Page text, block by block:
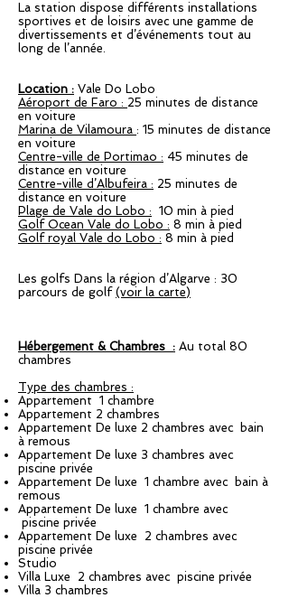
La station dispose différents installations
sportives et de loisirs avec une gamme de
divertissements et d’événements tout au
long de l’année.
Location : Vale Do Lobo
Aéroport de Faro : 25 minutes de distance
en voiture
Marina de Vilamoura : 15 minutes de distance
en voiture
Centre-ville de Portimao : 45 minutes de
distance en voiture
Centre-ville d’Albufeira : 25 minutes de
distance en voiture
Plage de Vale do Lobo : 10 min à pied
Golf Ocean Vale do Lobo : 8 min à pied
Golf royal Vale do Lobo : 8 min à pied
Les golfs Dans la région d’Algarve : 30
parcours de golf (voir la carte)
Hébergement & Chambres : Au total 80
chambres
Type des chambres :
Appartement 1 chambre
Appartement 2 chambres
Appartement De luxe 2 chambres avec bain
à remous
Appartement De luxe 3 chambres avec
piscine privée
Appartement De luxe 1 chambre avec bain à
remous
Appartement De luxe 1 chambre avec
piscine privée
Appartement De luxe 2 chambres avec
piscine privée
Studio
Villa Luxe 2 chambres avec piscine privée
Villa 3 chambres